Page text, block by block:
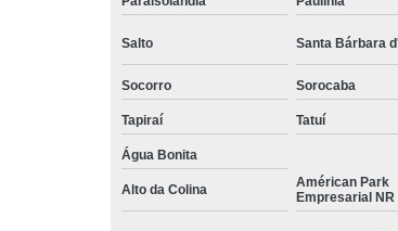
Salto Santa Bárbara
Socorro Sorocaba
Tapiraí Tatuí
Água Bonita
Alto da Colina
Américan Park
Empresarial NR